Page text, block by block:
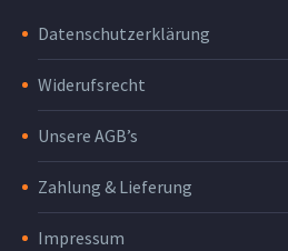
Datenschutzerklärung
Widerufsrecht
Unsere AGB’s
Zahlung & Lieferung
Impressum